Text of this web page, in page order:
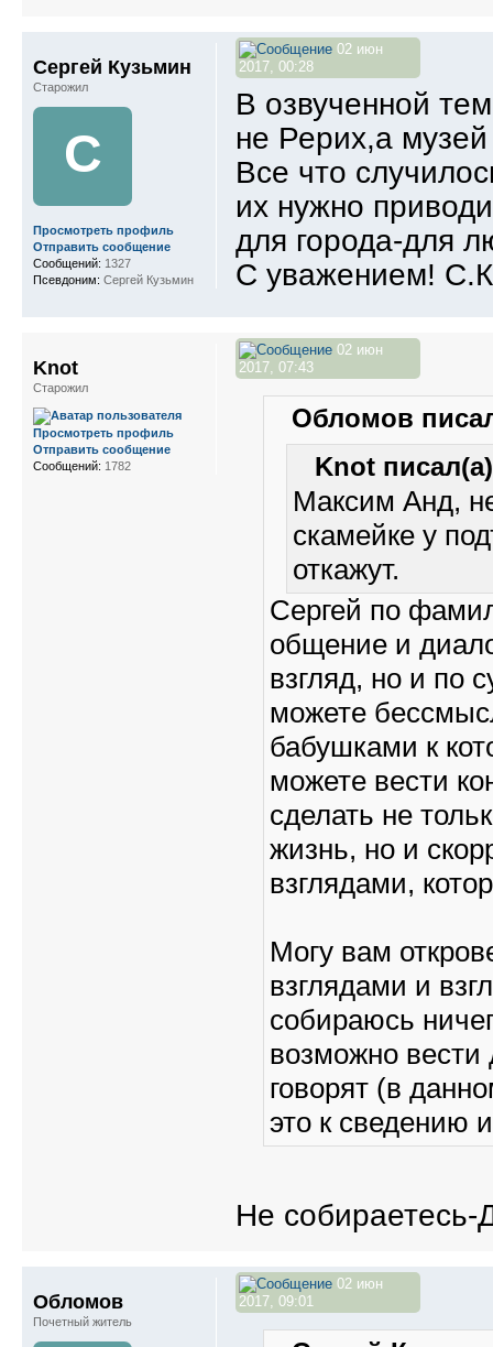
02 июн
2017, 00:28
В озвученной
не Рерих,а
Все что
их нужно
для города-для
С уважением!
Сергей Кузьмин
Старожил
С
Просмотреть профиль
Отправить сообщение
Сообщений: 1327
Псевдоним: Сергей Кузьмин
02 июн
2017, 07:43
Обломов
Knot
Максим Анд,
скамейке у
откажут.
Сергей по
общение и
взгляд, но и по
можете
бабушками к
можете вести
сделать не
жизнь, но и
взглядами,
Могу вам
взглядами и
собираюсь
возможно
говорят (в
это к сведению
Не
Knot
Старожил
Просмотреть профиль
Отправить сообщение
Сообщений: 1782
02 июн
2017, 09:01
Обломов
Почетный житель